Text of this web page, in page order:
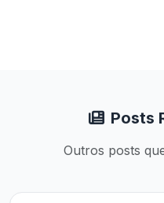
Posts
Outros posts